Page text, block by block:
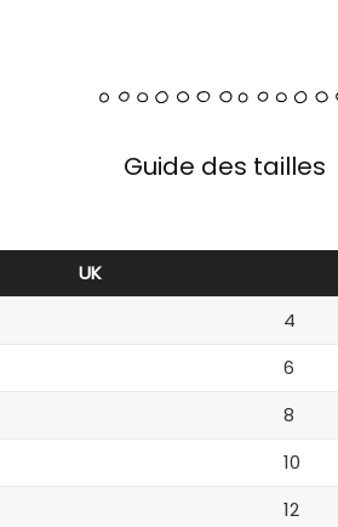
Guide des tailles
UK
4
6
8
10
12